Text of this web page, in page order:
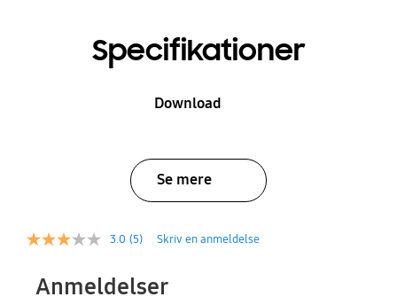
Specifikationer
Download
Se mere
3.0 (5) Skriv en anmeldelse